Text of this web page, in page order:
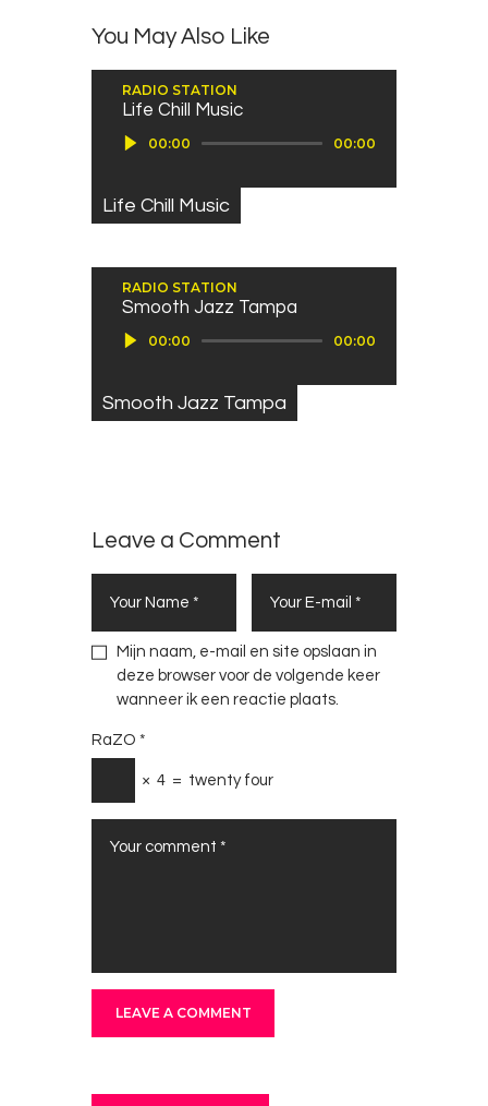
You May Also Like
RADIO STATION
Life Chill Music
Audiospeler
00:00
00:00
Life Chill Music
RADIO STATION
Smooth Jazz Tampa
Audiospeler
00:00
00:00
Smooth Jazz Tampa
Leave a Comment
Mijn naam, e-mail en site opslaan in
deze browser voor de volgende keer
wanneer ik een reactie plaats.
RaZO *
× 4 = twenty four